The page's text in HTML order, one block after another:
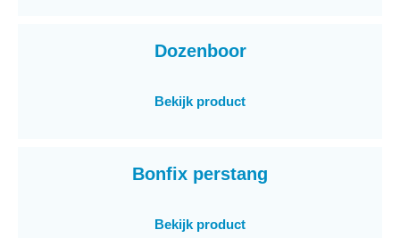
Dozenboor
Bekijk product
Bonfix perstang
Bekijk product